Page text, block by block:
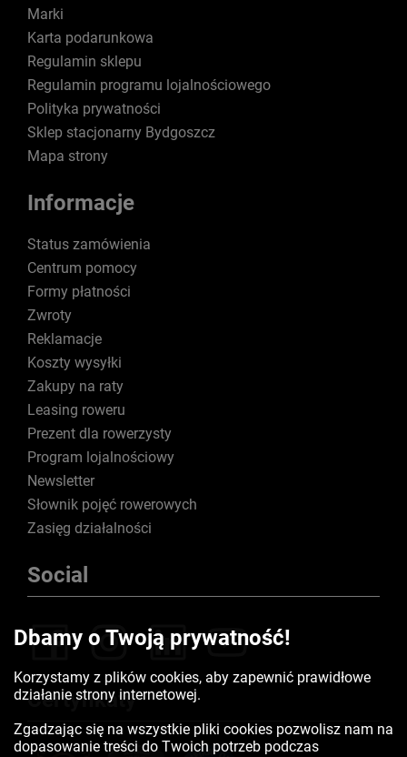
Marki
Karta podarunkowa
Regulamin sklepu
Regulamin programu lojalnościowego
Polityka prywatności
Sklep stacjonarny Bydgoszcz
Mapa strony
Informacje
Status zamówienia
Centrum pomocy
Formy płatności
Zwroty
Reklamacje
Koszty wysyłki
Zakupy na raty
Leasing roweru
Prezent dla rowerzysty
Program lojalnościowy
Newsletter
Słownik pojęć rowerowych
Zasięg działalności
Social
Certyfikaty
Dbamy o Twoją prywatność!
Korzystamy z plików cookies, aby zapewnić prawidłowe
działanie strony internetowej.
Zgadzając się na wszystkie pliki cookies pozwolisz nam na
dopasowanie treści do Twoich potrzeb podczas